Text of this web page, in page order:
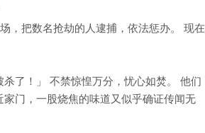
把数名抢劫的人逮捕，依法惩办。 现在
了！」 不禁惊惶万分，忧心如焚。 他们
门，一股烧焦的味道又似乎确证传闻无